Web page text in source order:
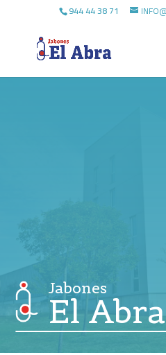
944 44 38 71
Jabones
El Abra